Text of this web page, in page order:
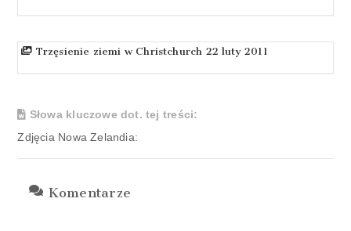
Trzęsienie ziemi w Christchurch 22 luty 2011
Słowa kluczowe dot. tej treści:
Zdjęcia Nowa Zelandia:
Komentarze